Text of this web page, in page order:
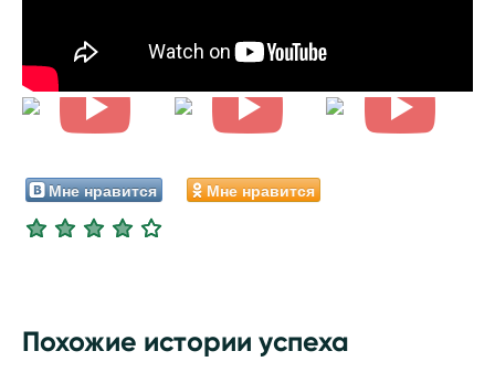
Мне нравится Мне нравится
Похожие истории успеха